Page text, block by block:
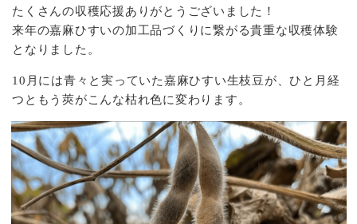
たくさんの収穫応援ありがとうございました！
来年の嘉麻ひすいの加工品づくりに繋がる貴重な収穫体験
となりました。
10月には青々と実っていた嘉麻ひすい生枝豆が、ひと月経
つともう莢がこんな枯れ色に変わります。